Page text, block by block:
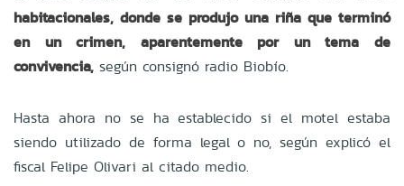
habitacionales, donde se produjo una riña que terminó
en un crimen, aparentemente por un tema de
convivencia, según consignó radio Biobío.
Hasta ahora no se ha establecido si el motel estaba
siendo utilizado de forma legal o no, según explicó el
fiscal Felipe Olivari al citado medio.